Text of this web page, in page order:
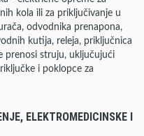
kola ili za priključivanje u
odvodnika prenapona,
kutija, releja, priključnica
prenosi struju, uključujući
i poklopce za
ELEKTROMEDICINSKE I